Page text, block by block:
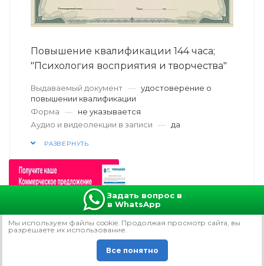
Повышение квалификации 144 часа;
"Психология восприятия и творчества"
Выдаваемый документ — удостоверение о
повышении квалификации
Форма
—
не указывается
Аудио и видеолекции в записи
— да
РАЗВЕРНУТЬ
7 500 /чел.
В КОРЗИНУ
Задать вопрос в
в WhatsApp
Мы используем файлы сookie. Продолжая просмотр сайта, вы
разрешаете их использование.
Все понятно